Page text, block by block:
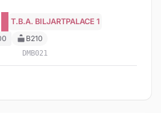
T.B.A. BILJARTPALACE 1
B210
DMB021